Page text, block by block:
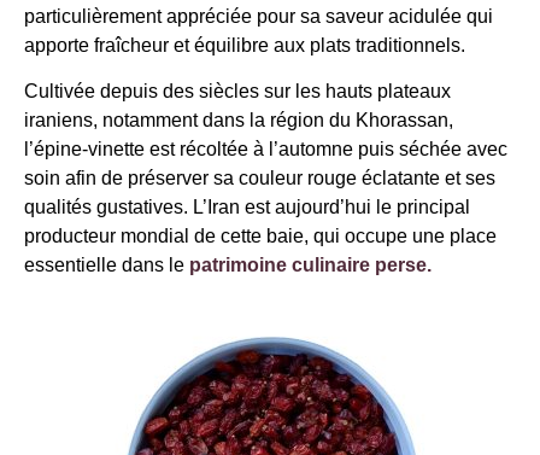
particulièrement appréciée pour sa saveur acidulée qui
apporte fraîcheur et équilibre aux plats traditionnels.
Cultivée depuis des siècles sur les hauts plateaux
iraniens, notamment dans la région du Khorassan,
l’épine-vinette est récoltée à l’automne puis séchée avec
soin afin de préserver sa couleur rouge éclatante et ses
qualités gustatives. L’Iran est aujourd’hui le principal
producteur mondial de cette baie, qui occupe une place
essentielle dans le patrimoine culinaire perse.